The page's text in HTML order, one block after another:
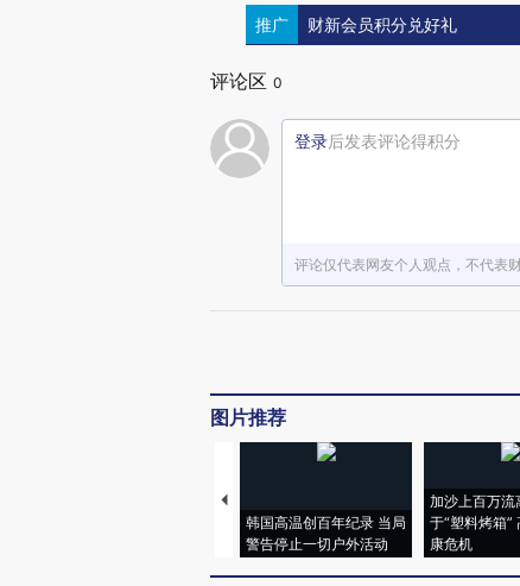
推广 财新会员积分兑好礼
评论区 0
登录后发表评论得积分
评论仅代表网友个人观点，不代表
图片推荐
韩国高温创百年纪录 当局
警告停止一切户外活动
加沙上百万流
于“塑料烤箱”
康危机